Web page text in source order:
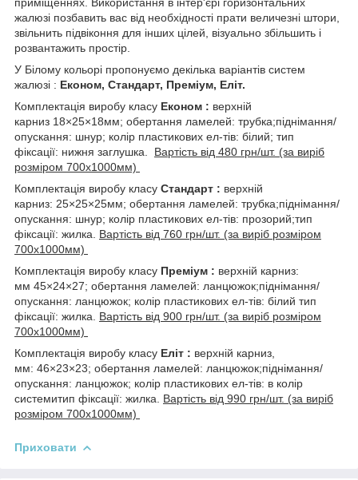
жалюзі позбавить вас від необхідності прати величезні штори,
звільнить підвіконня для інших цілей, візуально збільшить і
розвантажить простір.
У Білому кольорі пропонуємо декілька варіантів систем
жалюзі : Економ, Стандарт, Преміум, Еліт.
Комплектація виробу класу Економ : верхній
карниз 18×25×18мм; обертання ламелей: трубка;піднімання/
опускання: шнур; колір пластикових ел-тів: білий; тип
фіксації: нижня заглушка. Вартість від 480 грн/шт. (за виріб
розміром 700х1000мм)
Комплектація виробу класу Стандарт : верхній
карниз: 25×25×25мм; обертання ламелей: трубка;піднімання/
опускання: шнур; колір пластикових ел-тів: прозорий;тип
фіксації: жилка. Вартість від 760 грн/шт. (за виріб розміром
700х1000мм)
Комплектація виробу класу Преміум : верхній карниз:
мм 45×24×27; обертання ламелей: ланцюжок;піднімання/
опускання: ланцюжок; колір пластикових ел-тів: білий тип
фіксації: жилка. Вартість від 900 грн/шт. (за виріб розміром
700х1000мм)
Комплектація виробу класу Еліт : верхній карниз,
мм: 46×23×23; обертання ламелей: ланцюжок;піднімання/
опускання: ланцюжок; колір пластикових ел-тів: в колір
системитип фіксації: жилка. Вартість від 990 грн/шт. (за виріб
розміром 700х1000мм)
Приховати